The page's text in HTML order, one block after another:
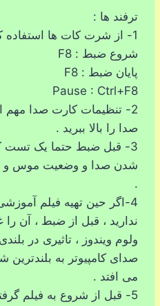
ترفند ها :
1- از شرت کات ها استفاده کنید :
شروع ضبط : F8
پایان ضبط : F8
Pause : Ctrl+F8
صدا را بالا ببرید .
3- قبل ضبط حتما یک تست
شدن صدا و وضعیت موس و
.
4-اگر حین تهیه فیلم
ندارید ، قبل از ضبط ، آن را
ولوم ویندوز ، تاثیری در
صدای کامپیوتر به
می افتد .
5- قبل از شروع به فیلم